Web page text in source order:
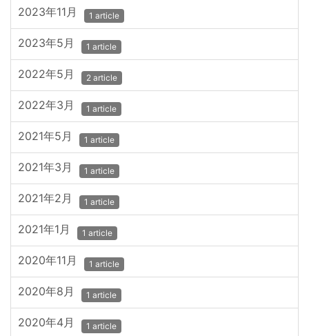
2023年11月 1 article
2023年5月 1 article
2022年5月 2 article
2022年3月 1 article
2021年5月 1 article
2021年3月 1 article
2021年2月 1 article
2021年1月 1 article
2020年11月 1 article
2020年8月 1 article
2020年4月 1 article